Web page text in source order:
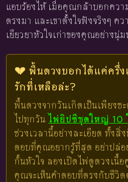
แอบร้องไห้ เมื่อคุณกล้าบอกควา
ตรงมา และเขาตั้งใจฟังจริงๆ ค
เยียวยาหัวใจเก่าของคุณอย่างนุ่
💔 พื้นดวงบอกได้แค่ครึ่ง
รักที่เหลือล่ะ?
พื้นดวงจากวันเกิดเป็นเพียงช
ไปทุกวัน ไพ่ยิปซีชุดใหญ่ 10
ช่วงเวลานี้อย่างละเอียด ทั้งสิ่
ตอบที่คุณอยากรู้ที่สุด อย่าปล่อ
กั้นหัวใจ ลองเปิดไพ่ดูดวงเนื้
คุณจะเห็นคำตอบที่ตรงกับชีวิ